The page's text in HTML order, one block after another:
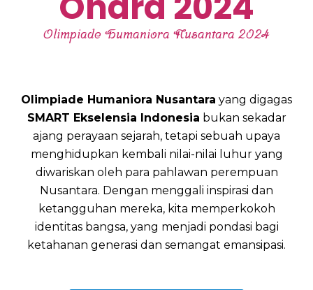
Olimpiade Humaniora Nusantara 2024
Olimpiade Humaniora Nusantara yang digagas
SMART Ekselensia Indonesia bukan sekadar
ajang perayaan sejarah, tetapi sebuah upaya
menghidupkan kembali nilai-nilai luhur yang
diwariskan oleh para pahlawan perempuan
Nusantara. Dengan menggali inspirasi dan
ketangguhan mereka, kita memperkokoh
identitas bangsa, yang menjadi pondasi bagi
ketahanan generasi dan semangat emansipasi.